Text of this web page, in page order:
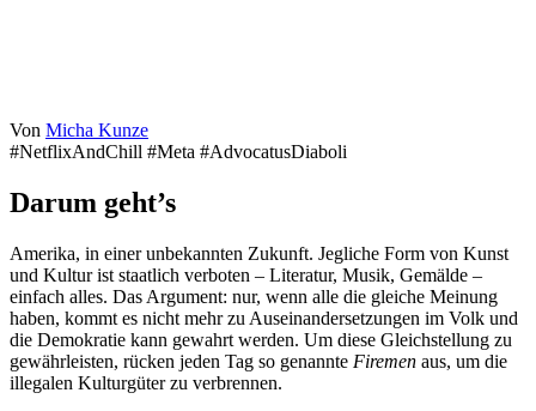
Von Micha Kunze
#NetflixAndChill #Meta #AdvocatusDiaboli
Darum geht’s
Amerika, in einer unbekannten Zukunft. Jegliche Form von Kunst
und Kultur ist staatlich verboten – Literatur, Musik, Gemälde –
einfach alles. Das Argument: nur, wenn alle die gleiche Meinung
haben, kommt es nicht mehr zu Auseinandersetzungen im Volk und
die Demokratie kann gewahrt werden. Um diese Gleichstellung zu
gewährleisten, rücken jeden Tag so genannte Firemen aus, um die
illegalen Kulturgüter zu verbrennen.